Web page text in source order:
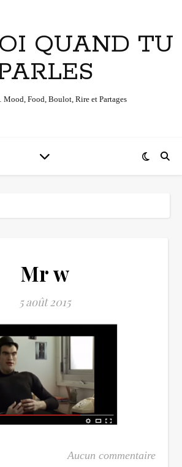
QUAND TU
Food, Boulot, Rire et Partages
Mr w
5 août 2015
Aucun commentaire